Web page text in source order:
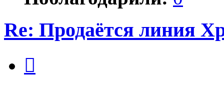
Re: Продаётся линия